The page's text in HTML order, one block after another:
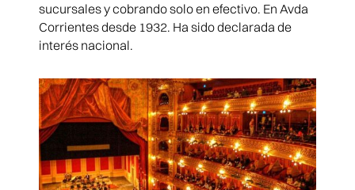
sucursales y cobrando solo en efectivo. En Avda
Corrientes desde 1932. Ha sido declarada de
interés nacional.